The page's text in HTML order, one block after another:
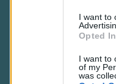
I want to
Opted In
I want to
of my
was